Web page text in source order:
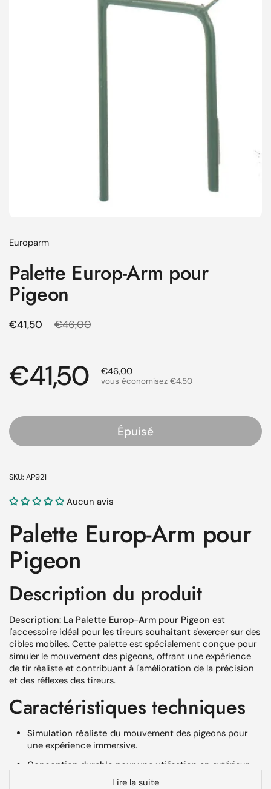
Europarm
Palette Europ-Arm pour
Pigeon
Prix régulier
€41,50 Prix de solde
€46,00
Prix régulier
€41,50 Prix de solde
€46,00
vous économisez €4,50
Épuisé
SKU: AP921
Aucun avis
Palette Europ-Arm pour
Pigeon
Description du produit
Description: La Palette Europ-Arm pour Pigeon est
l'accessoire idéal pour les tireurs souhaitant s'exercer sur des
cibles mobiles. Cette palette est spécialement conçue pour
simuler le mouvement des pigeons, offrant une expérience
de tir réaliste et contribuant à l'amélioration de la précision
et des réflexes des tireurs.
Caractéristiques techniques
Simulation réaliste du mouvement des pigeons pour
une expérience immersive.
Conception durable pour une utilisation en extérieur,
Lire la suite